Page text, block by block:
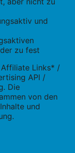
und
zu fest
Links* /
API /
Die
von den
und